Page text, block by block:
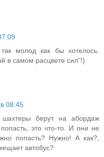
молод как бы хотелось.
в самом расцвете сил"!)
08:45
берут на абордаж
это что-то. И они не
попасть? Нужно! А как?,
автобус?